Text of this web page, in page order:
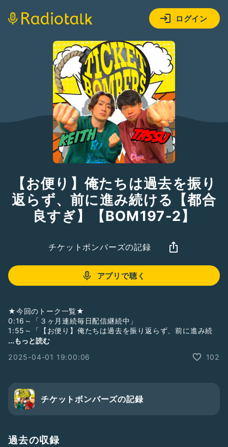
ログイン
【お便り】俺たちは過去を振り
返らず、前に進み続ける【都合
良すぎ】【BOM197-2】
チケットボンバーズの記録
アプリで聴く
★今回のトーク一覧★
0:16～「３ヶ月連続毎日配信継続中」
1:55～「【お便り】俺たちは過去を振り返らず、前に進み続
ける【都合良すぎ】」
...もっと読む
2025-04-01 19:00:06
102
チケットボンバーズの記録
過去の収録